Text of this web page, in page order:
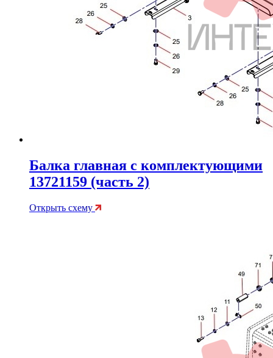
Балка главная с комплектующими
13721159 (часть 2)
Открыть схему